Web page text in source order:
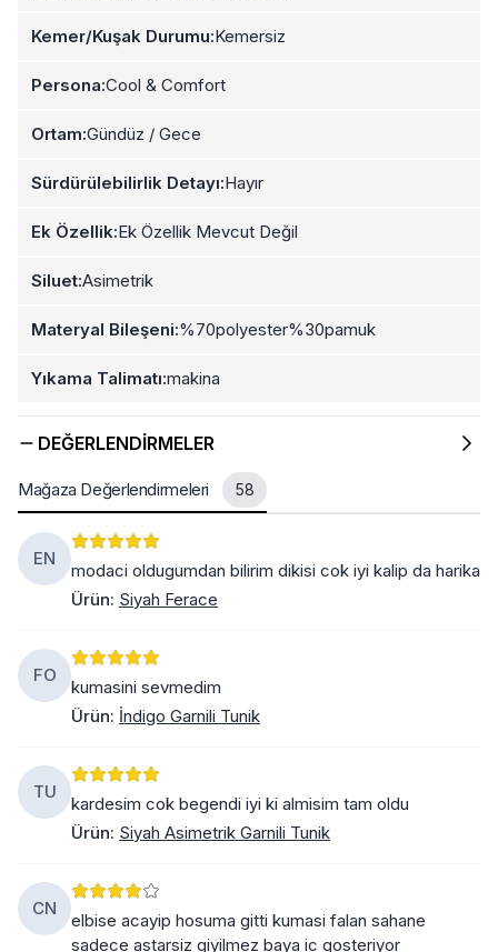
Kemer/Kuşak Durumu:Kemersiz
Persona:Cool & Comfort
Ortam:Gündüz / Gece
Sürdürülebilirlik Detayı:Hayır
Ek Özellik:Ek Özellik Mevcut Değil
Siluet:Asimetrik
Materyal Bileşeni:%70polyester%30pamuk
Yıkama Talimatı:makina
DEĞERLENDIRMELER
Mağaza Değerlendirmeleri 58
EN
modaci oldugumdan bilirim dikisi cok iyi kalip da harika
Ürün: Siyah Ferace
FO
kumasini sevmedim
Ürün: İndigo Garnili Tunik
TU
kardesim cok begendi iyi ki almisim tam oldu
Ürün: Siyah Asimetrik Garnili Tunik
CN
elbise acayip hosuma gitti kumasi falan sahane
sadece astarsiz giyilmez baya ic gosteriyor